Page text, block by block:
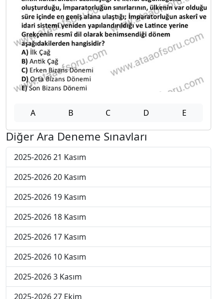
A B C D E
Diğer Ara Deneme Sınavları
2025-2026 21 Kasım
2025-2026 20 Kasım
2025-2026 19 Kasım
2025-2026 18 Kasım
2025-2026 17 Kasım
2025-2026 10 Kasım
2025-2026 3 Kasım
2025-2026 27 Ekim